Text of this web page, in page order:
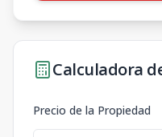
Calculadora
Precio de la Propiedad